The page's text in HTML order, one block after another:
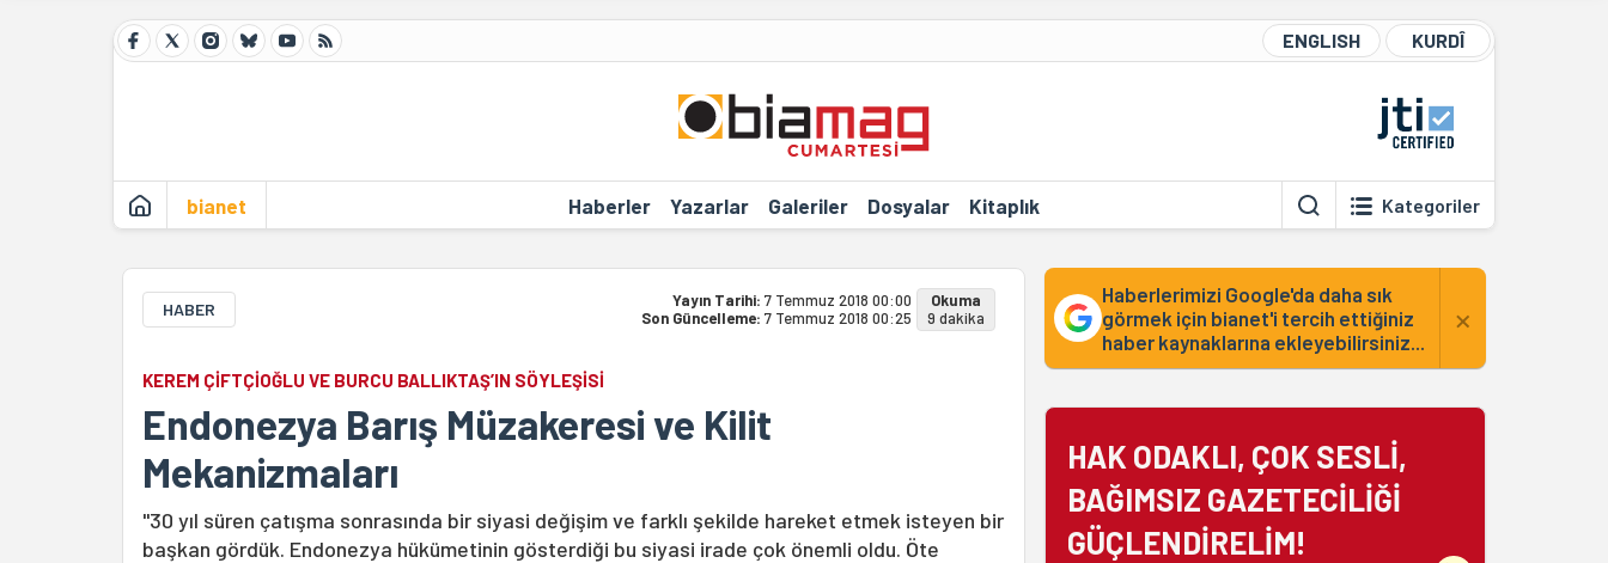
ENGLISH KURDÎ
bianet Haberler Yazarlar Galeriler Dosyalar Kitaplık Kategoriler
HABER Yayın Tarihi: 7 Temmuz 2018 00:00
Son Güncelleme: 7 Temmuz 2018 00:25
Okuma
9 dakika
KEREM ÇİFTÇİOĞLU VE BURCU BALLIKTAŞ’IN SÖYLEŞİSİ
Endonezya Barış Müzakeresi ve Kilit
Mekanizmaları
"30 yıl süren çatışma sonrasında bir siyasi değişim ve farklı şekilde hareket etmek isteyen bir
başkan gördük. Endonezya hükümetinin gösterdiği bu siyasi irade çok önemli oldu. Öte
Haberlerimizi Google'da daha sık
görmek için bianet'i tercih ettiğiniz
haber kaynaklarına ekleyebilirsiniz...
×
HAK ODAKLI, ÇOK SESLİ,
BAĞIMSIZ GAZETECİLİĞİ
GÜÇLENDİRELİM!